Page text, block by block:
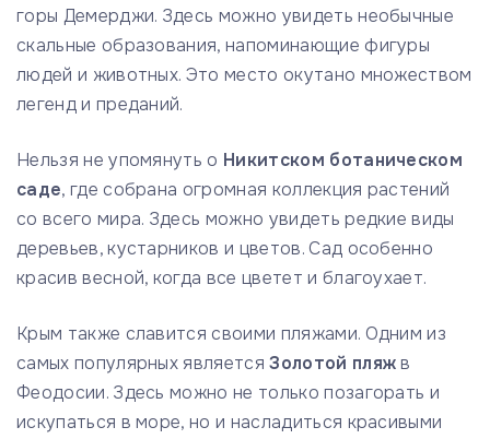
горы Демерджи. Здесь можно увидеть необычные
скальные образования, напоминающие фигуры
людей и животных. Это место окутано множеством
легенд и преданий.
Нельзя не упомянуть о Никитском ботаническом
саде, где собрана огромная коллекция растений
со всего мира. Здесь можно увидеть редкие виды
деревьев, кустарников и цветов. Сад особенно
красив весной, когда все цветет и благоухает.
Крым также славится своими пляжами. Одним из
самых популярных являетсяЗолотой пляжв
Феодосии. Здесь можно не только позагорать и
искупаться в море, но и насладиться красивыми